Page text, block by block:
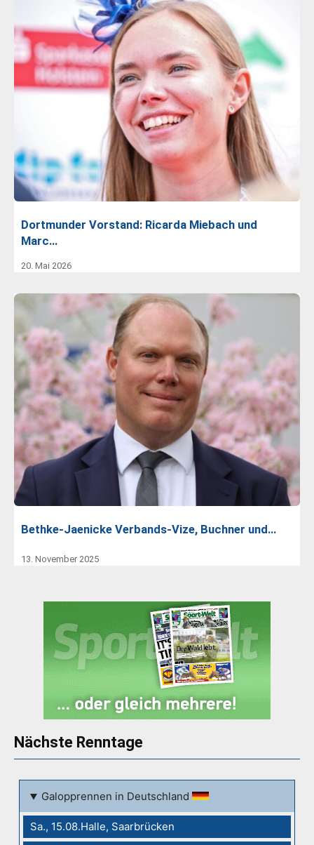
Dortmunder Vorstand: Ricarda Miebach und
Marc…
20. Mai 2026
Bethke-Jaenicke Verbands-Vize, Buchner und…
13. November 2025
Nächste Renntage
Galopprennen in Deutschland
Sa., 15.08.Halle, Saarbrücken